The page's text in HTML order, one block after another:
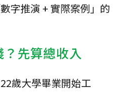
字推演 + 實際案例」的
先算總收入
歲大學畢業開始工